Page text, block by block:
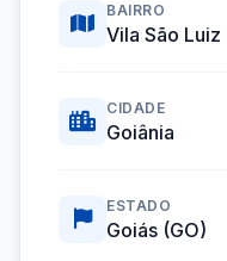
BAIRRO
Vila São Luiz
CIDADE
Goiânia
ESTADO
Goiás (GO)